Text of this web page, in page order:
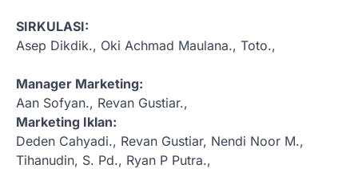
SIRKULASI:
Asep Dikdik., Oki Achmad Maulana., Toto.,
Manager Marketing:
Aan Sofyan., Revan Gustiar.,
Marketing Iklan:
Deden Cahyadi., Revan Gustiar, Nendi Noor M.,
Tihanudin, S. Pd., Ryan P Putra.,